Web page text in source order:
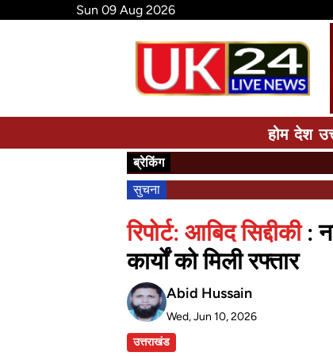
Sun 09 Aug 2026
होम देश
ब्रेकिंग
सुचना
रिपोर्ट: आबिद सिद्दीकी:
कार्यों को मिली रफ्तार
Abid Hussain
Wed, Jun 10, 2026
उत्तराखंड